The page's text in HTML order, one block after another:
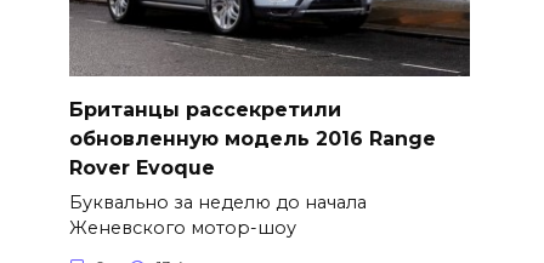
Британцы рассекретили
обновленную модель 2016 Range
Rover Evoque
Буквально за неделю до начала
Женевского мотор-шоу